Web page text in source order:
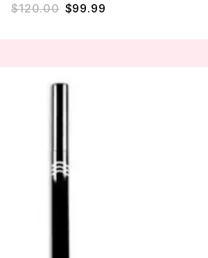
$120.00 El precio original era:
$99.99